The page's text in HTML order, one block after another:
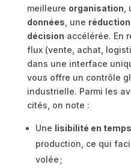
meilleure organisation
données , une
décision accélérée. En
flux (vente, achat,
dans une interface
vous offre un contrôle
industrielle. Parmi les
cités, on note :
Une lisibilité en
production, ce qui
volée ;